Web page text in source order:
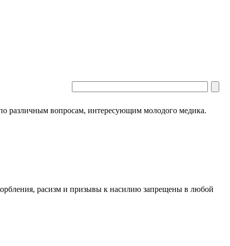
различным вопросам, интересующим молодого медика.
расизм и призывы к насилию запрещены в любой